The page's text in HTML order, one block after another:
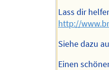
Lass dir
http://
Siehe dazu
Einen